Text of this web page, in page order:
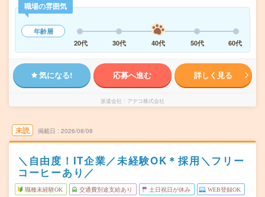
職場の雰囲気
年齢層
20代
30代 40代 50代 60代
気になる! 応募へ進む 詳しく見る
派遣会社 アデコ株式会社
未読 掲載日 2026/08/08
＼自由度！IT企業／未経験OK＊採用＼フリー
コーヒーあり／
職種未経験OK 交通費別途支給あり 土日祝日が休み WEB登録OK